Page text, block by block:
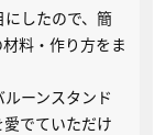
にしたので、簡
料・作り方をま
ーンスタンド
でていただけ